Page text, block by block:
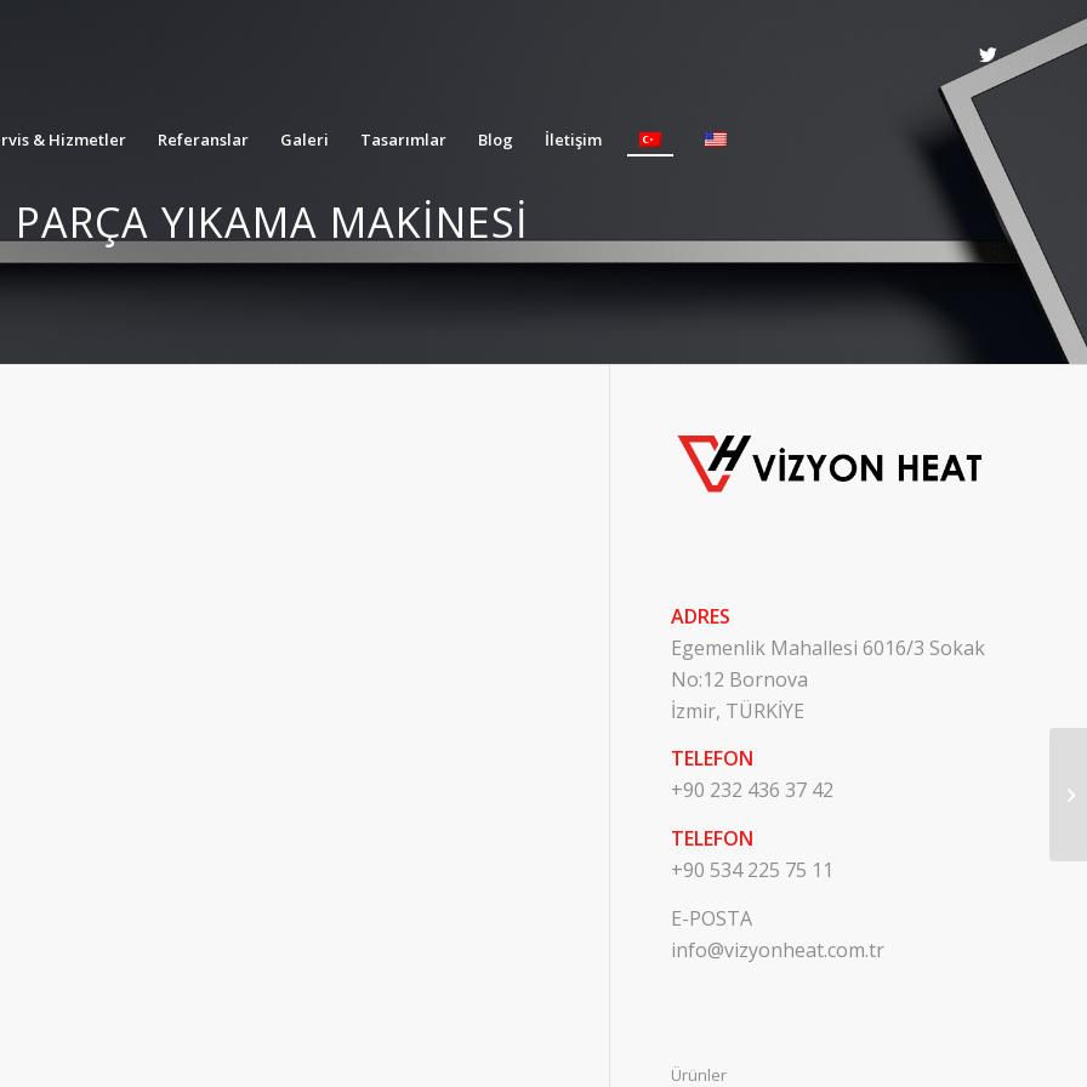
& Hizmetler Referanslar Galeri Tasarımlar Blog İletişim
PARÇA YIKAMA MAKINESI
ADRES
Egemenlik Mahallesi 6016/3 Sokak
No:12 Bornova
İzmir, TÜRKİYE
TELEFON
+90 232 436 37 42
TELEFON
+90 534 225 75 11
E-POSTA
info@vizyonheat.com.tr
Ürünler